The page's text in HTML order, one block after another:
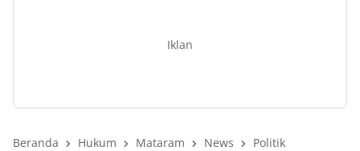
Iklan
Beranda Hukum Mataram News Politik